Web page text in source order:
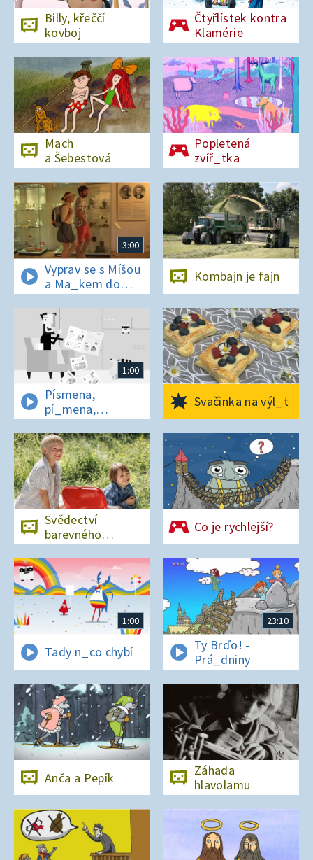
Billy, křeččí
kovboj
Čtyřlístek kontra
Klamérie
Mach
a Šebestová
Popletená
zvíř_tka
3:00
Vyprav se s Míšou
a Ma_kem do
Dobrovických
muzeí
Kombajn je fajn
1:00
Písmena,
pí_mena,
písmena
Svačinka na výl_t
Svědectví
barevného
ostrova
Co je rychlejší?
1:00
Tady n_co chybí
23:10
Ty Brďo! -
Prá_dniny
Anča a Pepík
Záhada
hlavolamu